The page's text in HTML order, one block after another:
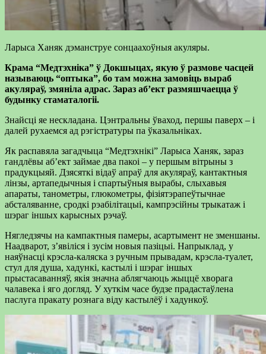
Ларыса Ханяк дэманструе сонцаахоўныя акуляры.
Крама “Медтэхніка” ў Докшыцах, якую ў размове часцей
называюць “оптыка”, бо там можна замовіць выраб
акуляраў, змяніла адрас. Зараз аб’ект размяшчаецца ў
будынку стаматалогіі.
Знайсці яе нескладана. Цэнтральны ўваход, першы паверх – і
далей рухаемся ад рэгістратуры па ўказальніках.
Як распавяла загадчыца “Медтэхнікі” Ларыса Ханяк, зараз
гандлёвы аб’ект займае два пакоі – у першым вітрыны з
прадукцыяй. Дзясяткі відаў апраў для акуляраў, кантактныя
лінзы, артапедычныя і спартыўныя вырабы, слыхавыя
апараты, танометры, глюкометры, фізіятэрапеўтычнае
абсталяванне, сродкі рэабілітацыі, кампрэсійны трыкатаж і
шэраг іншых карысных рэчаў.
Нягледзячы на кампактныя памеры, асартымент не зменшаны.
Наадварот, з’явіліся і зусім новыя пазіцыі. Напрыклад, у
наяўнасці крэсла-каляска з ручным прывадам, крэсла-туалет,
стул для душа, хадункі, кастылі і шэраг іншых
прыстасаванняў, якія значна аблягчаюць жыццё хворага
чалавека і яго догляд. У хуткім часе будзе прадастаўлена
паслуга пракату рознага віду кастылёў і хадункоў.